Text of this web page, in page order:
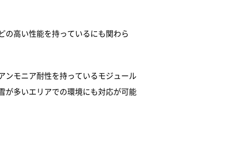
の高い性能を持っているにも関わら
ンモニア耐性を持っているモジュール
が多いエリアでの環境にも対応が可能